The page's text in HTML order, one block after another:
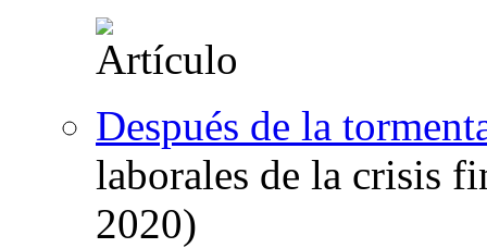
Después de la
laborales de la crisis
2020)